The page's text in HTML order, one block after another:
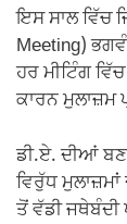
o
k
p
ਇਸ ਸਾਲ ਵਿੱਚ
Meeting)
ਹਰ ਮੀਟਿੰਗ
ਕਾਰਨ ਮੁਲਾਜ਼ਮ
ਡੀ.ਏ. ਦੀਆਂ
ਵਿਰੁੱਧ
ਤੋਂ ਵੱਡੀ